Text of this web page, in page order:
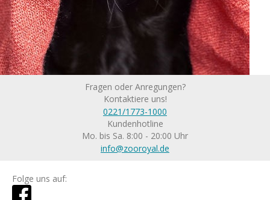
Fragen oder Anregungen?
Kontaktiere uns!
0221/1773-1000
Kundenhotline
Mo. bis Sa. 8:00 - 20:00 Uhr
info@zooroyal.de
Folge uns auf: